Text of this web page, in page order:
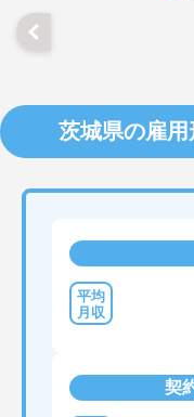
茨城県の雇
契